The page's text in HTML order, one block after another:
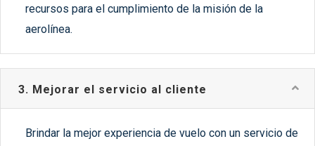
recursos para el cumplimiento de la misión de la
aerolínea.
3. Mejorar el servicio al cliente
Brindar la mejor experiencia de vuelo con un servicio de